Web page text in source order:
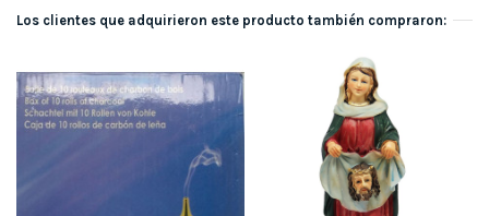
Los clientes que adquirieron este producto también compraron: